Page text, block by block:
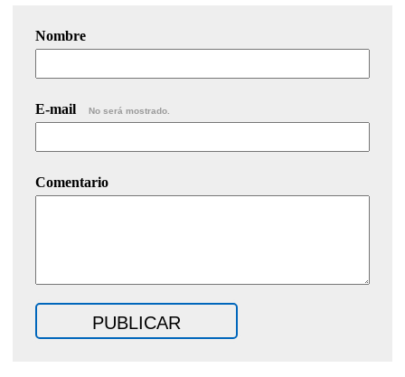
Nombre
E-mail No será mostrado.
Comentario